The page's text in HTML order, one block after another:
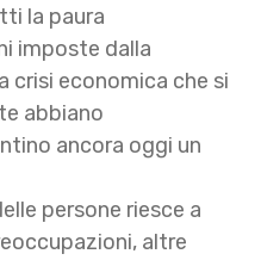
la paura
imposte dalla
crisi economica che si
abbiano
ancora oggi un
persone riesce a
altre